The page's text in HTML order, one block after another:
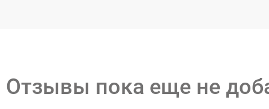
Отзывы пока еще не